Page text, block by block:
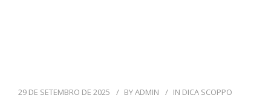
29 DE SETEMBRO DE 2025 BYADMIN IN DICA SCOPPO